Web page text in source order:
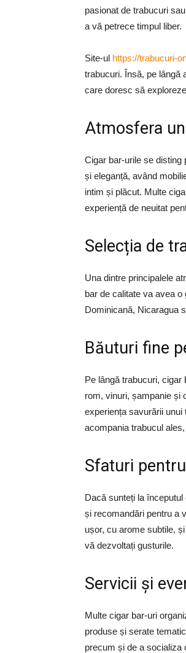
pasionat de trabucuri
a vă petrece timpul liber.
Site-ul https://trabucuri-
trabucuri. Însă, pe lângă
care doresc să
Atmosfera
Cigar bar-urile se disting
și eleganță, având
intim și plăcut. Multe
experiență de neuitat
Selecția de
Una dintre principalele
bar de calitate va avea
Dominicană, Nicaragua
Băuturi fine
Pe lângă trabucuri, cigar
rom, vinuri, șampanie și
experiența savurării
acompania trabucul
Sfaturi
Dacă sunteți la
și recomandări pentru a
ușor, cu arome subtile,
vă dezvoltați gusturile.
Servicii și
Multe cigar bar-uri
produse și serate
precum și de a socializa